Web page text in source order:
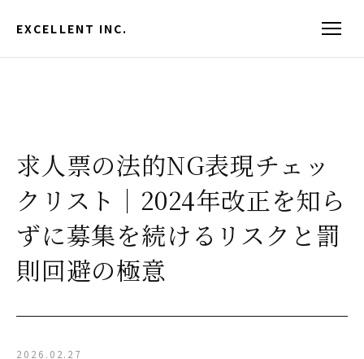
EXCELLENT INC.
求人票の法的NG表現チェッ
クリスト｜2024年改正を知ら
ずに募集を続けるリスクと罰
則回避の極意
2026.02.27